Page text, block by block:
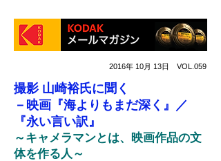
2016年 10月 13日 VOL.059
撮影 山崎裕氏に聞く
－映画『海よりもまだ深く』／
『永い言い訳』
～キャメラマンとは、映画作品の文
体を作る人～